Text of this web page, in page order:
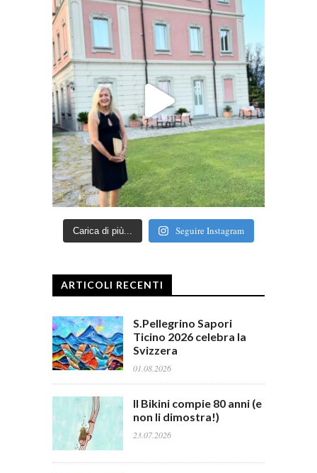
Carica di più... Seguire Instagram
ARTICOLI RECENTI
S.Pellegrino Sapori
Ticino 2026 celebra la
Svizzera
01.08.2026
Il Bikini compie 80 anni (e
non li dimostra!)
23.07.2026